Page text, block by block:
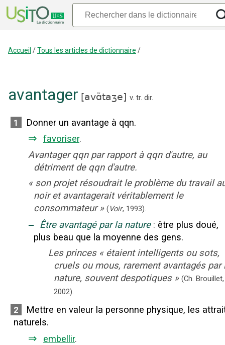
Accueil /Tous les articles de dictionnaire /
avantager [avɑ̃taʒe] v. tr. dir.
1 Donner un avantage à qqn.
⇒ favoriser.
Avantager qqn par rapport à qqn d'autre, au
détriment de qqn d'autre.
« son projet résoudrait le problème du travail
noir et avantagerait véritablement le
consommateur » (Voir, 1993).
‒ Être avantagé par la nature : être plus doué,
plus beau que la moyenne des gens.
Les princes « étaient intelligents ou sots,
cruels ou mous, rarement avantagés par
nature, souvent despotiques » (Ch. Brouillet,
2002).
2
Mettre en valeur la personne physique, les
naturels.
⇒ embellir.